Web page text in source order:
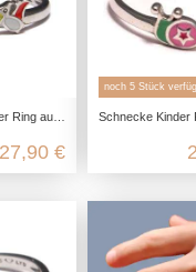
925 Sterling Silber
27,90 €
noch 5 Stück
Schnecke Kinder Ring bunt, Kinderring 925 Sterling Silber, Mädchen